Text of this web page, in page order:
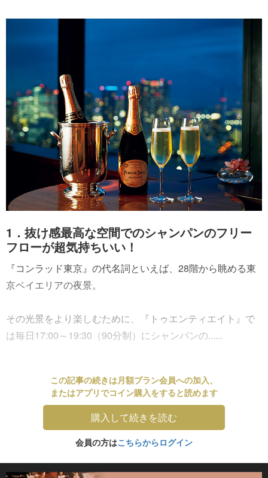
1．抜け感最高な空間でのシャンパンのフリー
フローが超気持ちいい！
『コンラッド東京』の代名詞といえば、28階から眺める東
京ベイエリアの夜景。
その光景をより楽しむために、『トゥエンティエイト』で
は毎日17:00～19:30（90分制）にシャンパンの......
この記事の続きは月額プラン会員への加入、
またはアプリでコイン購入をすると読めます
購入して続きを読む
会員の方はこちらからログイン